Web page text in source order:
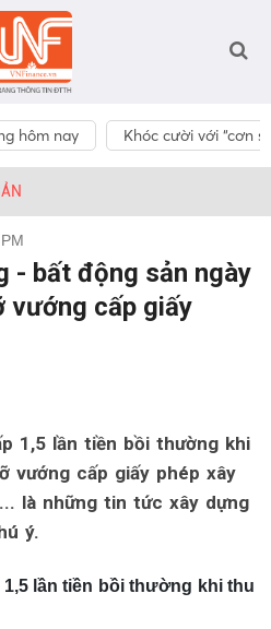
hôm nay Khóc cười với “cơn
- bất động sản ngày
vướng cấp giấy
1,5 lần tiền bồi thường khi
vướng cấp giấy phép xây
là những tin tức xây dựng
ý.
1,5 lần tiền bồi thường khi thu